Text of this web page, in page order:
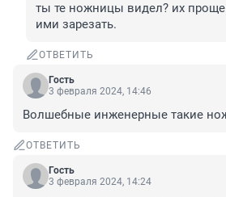
ты те ножницы видел? их проще
ими зарезать.
ОТВЕТИТЬ
Гость
3 февраля 2024, 14:46
Волшебные инженерные такие
ОТВЕТИТЬ
Гость
3 февраля 2024, 14:24